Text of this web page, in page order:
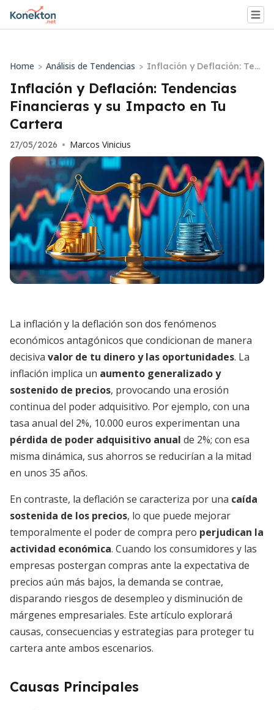
Home > Análisis de Tendencias > Inflación y Deflación: Ten
dencias Financieras y su I
mpacto en Tu Cartera
Inflación y Deflación: Tendencias
Financieras y su Impacto en Tu
Cartera
27/05/2026 • Marcos Vinicius
La inflación y la deflación son dos fenómenos
económicos antagónicos que condicionan de manera
decisiva valor de tu dinero y las oportunidades. La
inflación implica un aumento generalizado y
sostenido de precios, provocando una erosión
continua del poder adquisitivo. Por ejemplo, con una
tasa anual del 2%, 10.000 euros experimentan una
pérdida de poder adquisitivo anual de 2%; con esa
misma dinámica, sus ahorros se reducirían a la mitad
en unos 35 años.
En contraste, la deflación se caracteriza por una caída
sostenida de los precios, lo que puede mejorar
temporalmente el poder de compra pero perjudican la
actividad económica. Cuando los consumidores y las
empresas postergan compras ante la expectativa de
precios aún más bajos, la demanda se contrae,
disparando riesgos de desempleo y disminución de
márgenes empresariales. Este artículo explorará
causas, consecuencias y estrategias para proteger tu
cartera ante ambos escenarios.
Causas Principales